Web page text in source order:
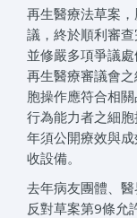
再生醫療法草案
議，終於順利審
並修嚴多項爭議
再生醫療審議會
胞操作應符合相
行為能力者之細
年須公開療效與
收設備。
去年病友團體、
反對草案第9條允